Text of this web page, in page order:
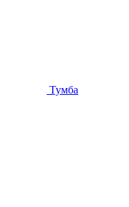
Тумба